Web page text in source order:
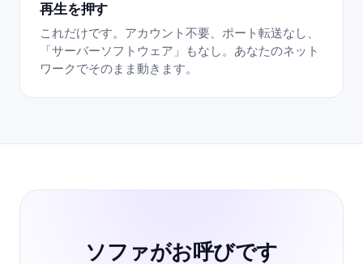
再生を押す
これだけです。アカウント不要、ポート転送なし、
「サーバーソフトウェア」もなし。あなたのネット
ワークでそのまま動きます。
ソファがお呼びです